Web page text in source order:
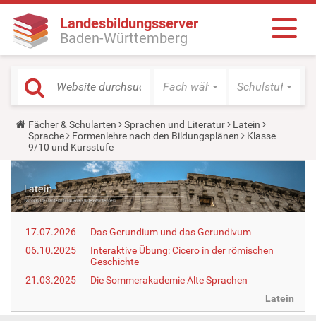
Landesbildungsserver
Baden-Württemberg
Fach wählen Schulstufe
Y
o
u
a
h
e
r
:
Fächer & Schularten Sprachen und Literatur
Latein
Sprache
Formenlehre nach den Bildungsplänen
Klasse
9/10 und Kursstufe
17.07.2026
Das Gerundium und das Gerundivum
06.10.2025
Interaktive Übung: Cicero in der römischen
Geschichte
21.03.2025
Die Sommerakademie Alte Sprachen
Latein